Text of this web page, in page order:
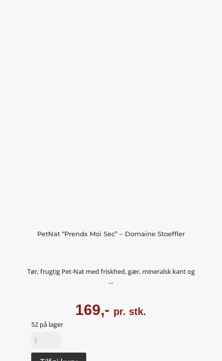
PetNat “Prends Moi Sec” – Domaine Stoeffler
Tør, frugtig Pet-Nat med friskhed, gær, mineralsk kant og
...
169,- pr. stk.
52 på lager
PetNat